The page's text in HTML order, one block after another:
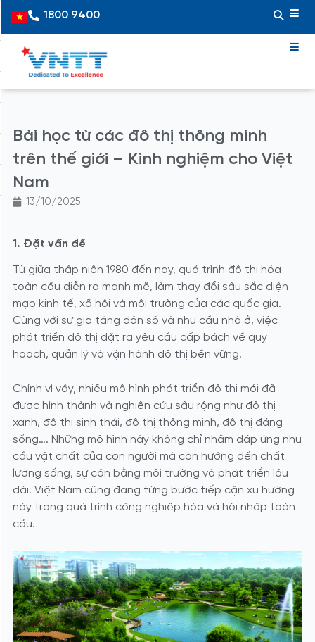
content
Vietnamese
1800 9400
Bài học từ các đô thị thông minh
trên thế giới – Kinh nghiệm cho Việt
Nam
13/10/2025
1. Đặt vấn đề
Từ giữa thập niên 1980 đến nay, quá trình đô thị hóa
toàn cầu diễn ra mạnh mẽ, làm thay đổi sâu sắc diện
mạo kinh tế, xã hội và môi trường của các quốc gia.
Cùng với sự gia tăng dân số và nhu cầu nhà ở, việc
phát triển đô thị đặt ra yêu cầu cấp bách về quy
hoạch, quản lý và vận hành đô thị bền vững.
Chính vì vậy, nhiều mô hình phát triển đô thị mới đã
được hình thành và nghiên cứu sâu rộng như đô thị
xanh, đô thị sinh thái, đô thị thông minh, đô thị đáng
sống…. Những mô hình này không chỉ nhằm đáp ứng nhu
cầu vật chất của con người mà còn hướng đến chất
lượng sống, sự cân bằng môi trường và phát triển lâu
dài. Việt Nam cũng đang từng bước tiếp cận xu hướng
này trong quá trình công nghiệp hóa và hội nhập toàn
cầu.